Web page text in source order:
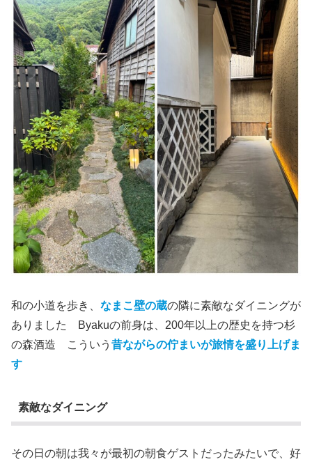
和の小道を歩き、 なまこ壁の蔵の隣に素敵なダイニングが
ありました Byakuの前身は、200年以上の歴史を持つ杉
の森酒造 こういう 昔ながらの佇まいが旅情を盛り上げま
す
素敵なダイニング
その日の朝は我々が最初の朝食ゲストだったみたいで、好